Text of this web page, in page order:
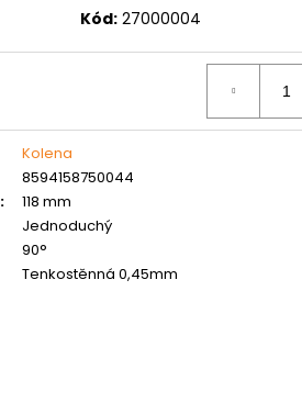
Kód: 27000004
Kolena
8594158750044
:
118 mm
Jednoduchý
90°
Tenkostěnná 0,45mm
PÉROVÁ ČTVERCOVÁ NEREZ